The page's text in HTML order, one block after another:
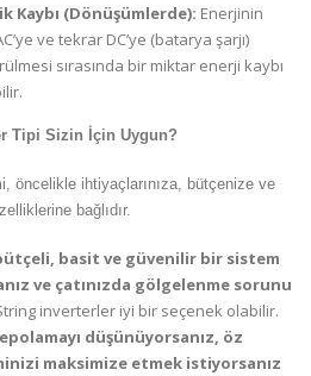
Kaybı (Dönüşümlerde): Enerjinin
ve tekrar DC’ye (batarya şarjı)
sırasında bir miktar enerji kaybı
Tipi Sizin İçin Uygun?
öncelikle ihtiyaçlarınıza, bütçenize ve
bağlıdır.
basit ve güvenilir bir sistem
ve çatınızda gölgelenme sorunu
inverterler iyi bir seçenek olabilir.
düşünüyorsanız, öz
maksimize etmek istiyorsanız